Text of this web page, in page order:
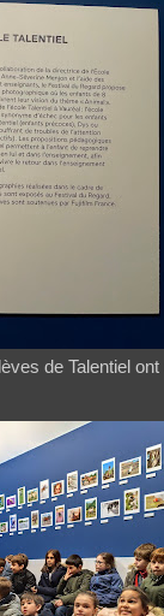
de Talentiel